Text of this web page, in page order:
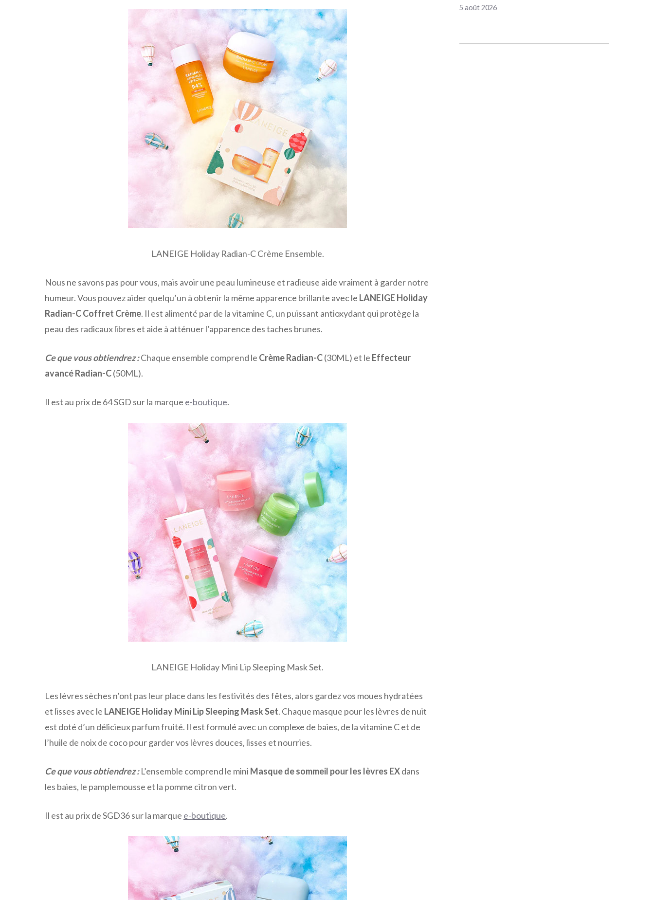
LANEIGE Holiday Radian-C Crème Ensemble.
Nous ne savons pas pour vous, mais avoir une peau lumineuse et radieuse aide vraiment à garder notre
humeur. Vous pouvez aider quelqu’un à obtenir la même apparence brillante avec le LANEIGE Holiday
Radian-C Coffret Crème. Il est alimenté par de la vitamine C, un puissant antioxydant qui protège la
peau des radicaux libres et aide à atténuer l’apparence des taches brunes.
Ce que vous obtiendrez :Chaque ensemble comprend le Crème Radian-C(30ML) et le Effecteur
avancé Radian-C(50ML).
Il est au prix de 64 SGD sur la marque e-boutique.
LANEIGE Holiday Mini Lip Sleeping Mask Set.
Les lèvres sèches n’ont pas leur place dans les festivités des fêtes, alors gardez vos moues hydratées
et lisses avec le LANEIGE Holiday Mini Lip Sleeping Mask Set. Chaque masque pour les lèvres de nuit
est doté d’un délicieux parfum fruité. Il est formulé avec un complexe de baies, de la vitamine C et de
l’huile de noix de coco pour garder vos lèvres douces, lisses et nourries.
Ce que vous obtiendrez :L’ensemble comprend le mini Masque de sommeil pour les lèvres EXdans
les baies, le pamplemousse et la pomme citron vert.
Il est au prix de SGD36 sur la marque e-boutique.
5 août 2026